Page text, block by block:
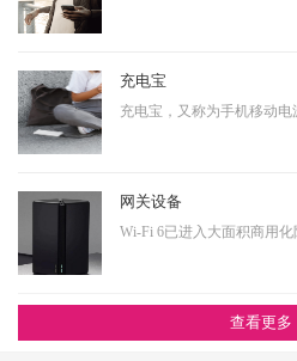
充电宝
网关设备
查看更多